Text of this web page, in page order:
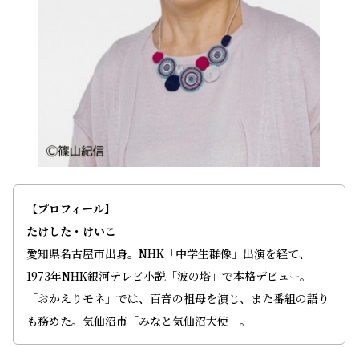
【プロフィール】
たけした・けいこ
愛知県名古屋市出身。NHK「中学生群像」出演を経て、
1973年NHK銀河テレビ小説「波の塔」で本格デビュー。
「おかえりモネ」では、百音の祖母を演じ、また番組の語り
も務めた。気仙沼市「みなと気仙沼大使」。